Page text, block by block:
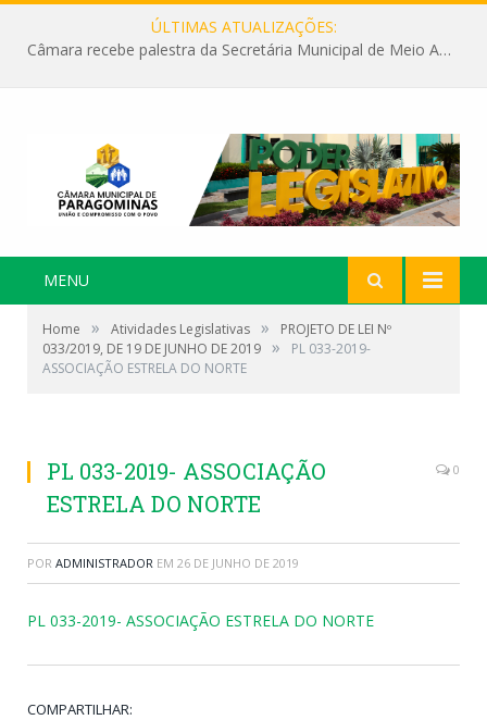
ÚLTIMAS ATUALIZAÇÕES:
Câmara recebe palestra da Secretária Municipal de Meio Ambiente sobre as ações da “SEMANA DO MEIO AMBIENTE”
MENU
Home » Atividades Legislativas »
PROJETO DE LEI Nº
033/2019, DE 19 DE JUNHO DE 2019 »
PL 033-2019-
ASSOCIAÇÃO ESTRELA DO NORTE
PL 033-2019- ASSOCIAÇÃO
ESTRELA DO NORTE
0
POR ADMINISTRADOR EM 26 DE JUNHO DE 2019
PL 033-2019- ASSOCIAÇÃO ESTRELA DO NORTE
COMPARTILHAR: